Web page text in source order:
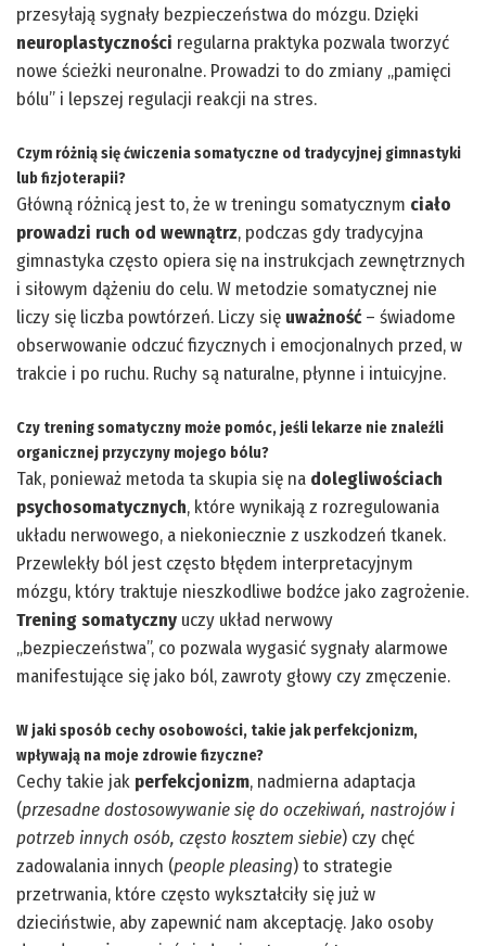
przesyłają sygnały bezpieczeństwa do mózgu. Dzięki
neuroplastyczności regularna praktyka pozwala tworzyć
nowe ścieżki neuronalne. Prowadzi to do zmiany „pamięci
bólu” i lepszej regulacji reakcji na stres.
Czym różnią się ćwiczenia somatyczne od tradycyjnej gimnastyki
lub fizjoterapii?
Główną różnicą jest to, że w treningu somatycznym ciało
prowadzi ruch od wewnątrz, podczas gdy tradycyjna
gimnastyka często opiera się na instrukcjach zewnętrznych
i siłowym dążeniu do celu. W metodzie somatycznej nie
liczy się liczba powtórzeń. Liczy się uważność– świadome
obserwowanie odczuć fizycznych i emocjonalnych przed, w
trakcie i po ruchu. Ruchy są naturalne, płynne i intuicyjne.
Czy trening somatyczny może pomóc, jeśli lekarze nie znaleźli
organicznej przyczyny mojego bólu?
Tak, ponieważ metoda ta skupia się na dolegliwościach
psychosomatycznych, które wynikają z rozregulowania
układu nerwowego, a niekoniecznie z uszkodzeń tkanek.
Przewlekły ból jest często błędem interpretacyjnym
mózgu, który traktuje nieszkodliwe bodźce jako zagrożenie.
Trening somatyczny uczy układ nerwowy
„bezpieczeństwa”, co pozwala wygasić sygnały alarmowe
manifestujące się jako ból, zawroty głowy czy zmęczenie.
W jaki sposób cechy osobowości, takie jak perfekcjonizm,
wpływają na moje zdrowie fizyczne?
Cechy takie jak perfekcjonizm, nadmierna adaptacja
(przesadne dostosowywanie się do oczekiwań, nastrojów i
potrzeb innych osób, często kosztem siebie) czy chęć
zadowalania innych (people pleasing) to strategie
przetrwania, które często wykształciły się już w
dzieciństwie, aby zapewnić nam akceptację. Jako osoby